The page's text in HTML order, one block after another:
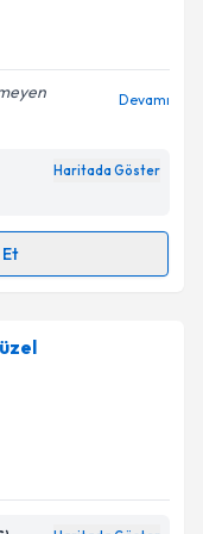
ile
belirtilen
Devamı
Haritada Göster
randevu takvimi
almanız
ile